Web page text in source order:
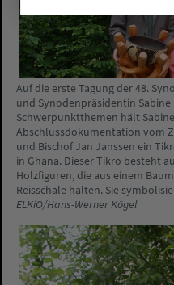
Auf die erste Tagung der 48.
und Synodenpräsidentin Sabine
Schwerpunktthemen hält
Abschlussdokumentation vom
und Bischof Jan Janssen ein
in Ghana. Dieser Tikro besteht
Holzfiguren, die aus einem
Reisschale halten. Sie
ELKiO/Hans-Werner Kögel